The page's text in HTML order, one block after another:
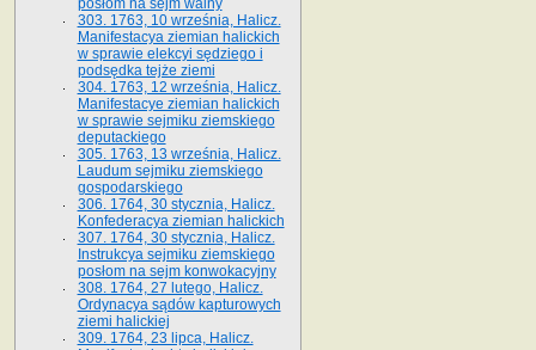
posłom na sejm walny
303. 1763, 10 września, Halicz.
Manifestacya ziemian halickich
w sprawie elekcyi sędziego i
podsędka tejże ziemi
304. 1763, 12 września, Halicz.
Manifestacye ziemian halickich
w sprawie sejmiku ziemskiego
deputackiego
305. 1763, 13 września, Halicz.
Laudum sejmiku ziemskiego
gospodarskiego
306. 1764, 30 stycznia, Halicz.
Konfederacya ziemian halickich
307. 1764, 30 stycznia, Halicz.
Instrukcya sejmiku ziemskiego
posłom na sejm konwokacyjny
308. 1764, 27 lutego, Halicz.
Ordynacya sądów kapturowych
ziemi halickiej
309. 1764, 23 lipca, Halicz.